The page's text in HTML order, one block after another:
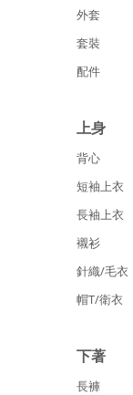
外套
套裝
配件
上身
背心
短袖上衣
長袖上衣
襯衫
針織/毛衣
帽T/衛衣
下著
長褲